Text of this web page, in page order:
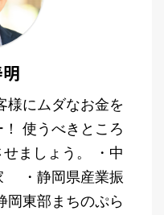
様にムダなお金を
使うべきところ
ましょう。 ・中
・静岡県産業振
岡東部まちのぷら